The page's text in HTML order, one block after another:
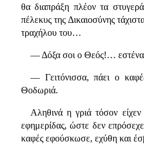
θα διαπράξη πλέον τα
πέλεκυς της Δικαιοσύνης
τραχήλου του…
— Δόξα σοι ο Θεός!…
— Γειτόνισσα, πάει ο
Θοδωριά.
Αληθινά η γριά τόσον
εφημερίδας, ώστε δεν
καφές εφούσκωσε, εχύθη και